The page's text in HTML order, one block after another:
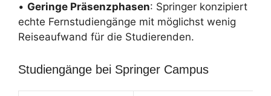
• Geringe Präsenzphasen: Springer konzipiert
echte Fernstudiengänge mit möglichst wenig
Reiseaufwand für die Studierenden.
Studiengänge bei Springer Campus